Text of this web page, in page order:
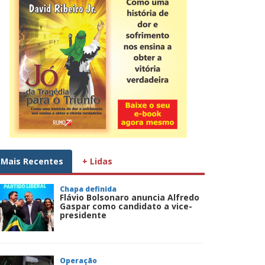
Mais Recentes + Lidas
Chapa definida
Flávio Bolsonaro anuncia Alfredo
Gaspar como candidato a vice-
presidente
Operação